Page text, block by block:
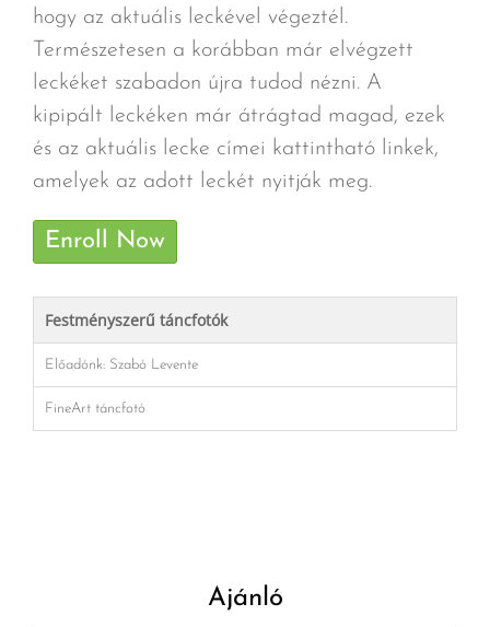
hogy az aktuális leckével végeztél.
Természetesen a korábban már elvégzett
leckéket szabadon újra tudod nézni. A
kipipált leckéken már átrágtad magad, ezek
és az aktuális lecke címei kattintható linkek,
amelyek az adott leckét nyitják meg.
Enroll Now
Festményszerű táncfotók
Előadónk: Szabó Levente
FineArt táncfotó
Ajánló